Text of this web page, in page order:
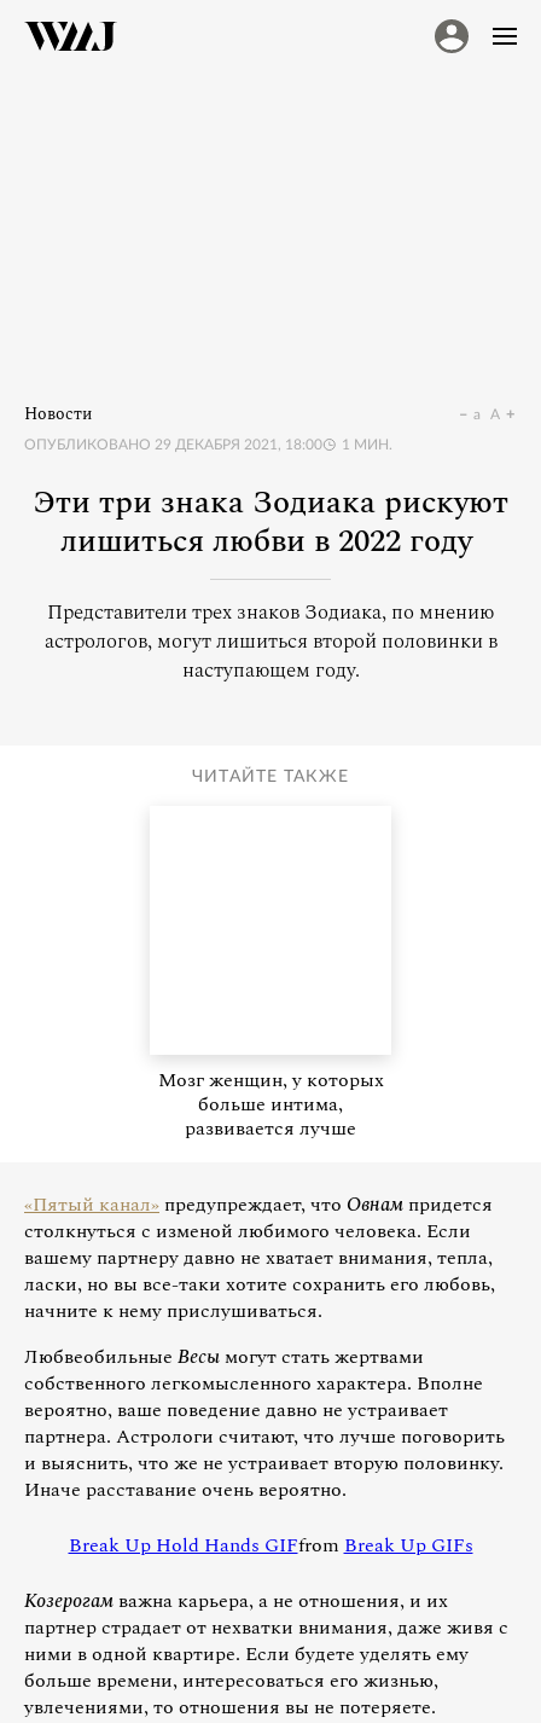
Новости
ОПУБЛИКОВАНО 29 ДЕКАБРЯ 2021, 18:00 1 МИН.
a A
Эти три знака Зодиака рискуют
лишиться любви в 2022 году
Представители трех знаков Зодиака, по мнению
астрологов, могут лишиться второй половинки в
наступающем году.
ЧИТАЙТЕ ТАКЖЕ
Мозг женщин, у которых
больше интима,
развивается лучше
«Пятый канал» предупреждает, что Овнам придется
столкнуться с изменой любимого человека. Если
вашему партнеру давно не хватает внимания, тепла,
ласки, но вы все-таки хотите сохранить его любовь,
начните к нему прислушиваться.
Любвеобильные Весымогут стать жертвами
собственного легкомысленного характера. Вполне
вероятно, ваше поведение давно не устраивает
партнера. Астрологи считают, что лучше поговорить
и выяснить, что же не устраивает вторую половинку.
Иначе расставание очень вероятно.
Break Up Hold Hands GIFfromBreak Up GIFs
Козерогам важна карьера, а не отношения, и их
партнер страдает от нехватки внимания, даже живя с
ними в одной квартире. Если будете уделять ему
больше времени, интересоваться его жизнью,
увлечениями, то отношения вы не потеряете.